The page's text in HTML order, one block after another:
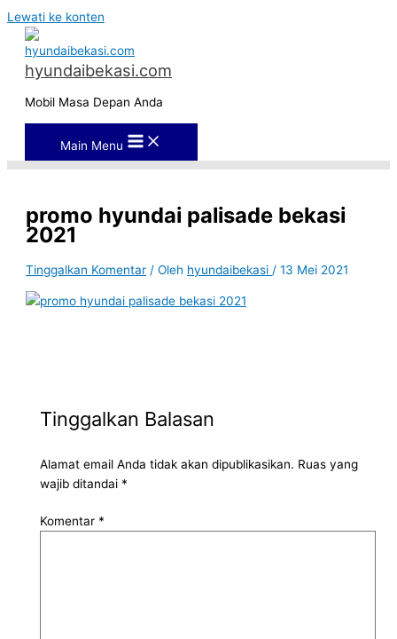
Lewati ke konten
hyundaibekasi.com
Mobil Masa Depan Anda
Main Menu
promo hyundai palisade bekasi
2021
Tinggalkan Komentar / Oleh hyundaibekasi/13 Mei 2021
Tinggalkan Balasan
Alamat email Anda tidak akan dipublikasikan. Ruas yang
wajib ditandai *
Komentar *